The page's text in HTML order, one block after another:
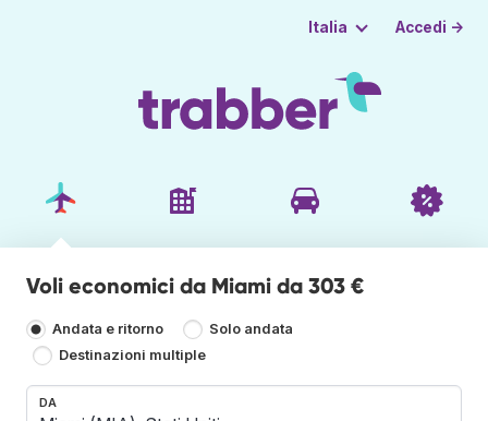
Italia Accedi →
Voli economici da Miami da 303 €
Andata e ritorno
Solo andata
Destinazioni multiple
DA